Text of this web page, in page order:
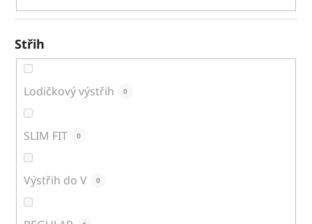
Střih
Lodičkový výstřih 0
SLIM FIT 0
Výstřih do V 0